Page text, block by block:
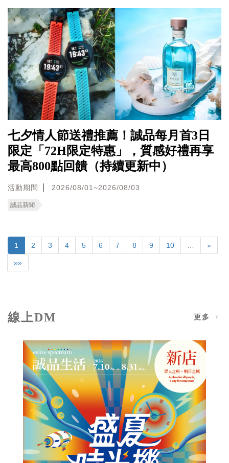
七夕情人節送禮推薦！誠品每月首3日
限定「72H限定特惠」，質感好禮再享
最高800點回饋（持續更新中）
活動期間 2026/08/01~2026/08/03
誠品新聞
1 2 3 4 5 6 7 8 9 10 »
»»
線上DM 更多